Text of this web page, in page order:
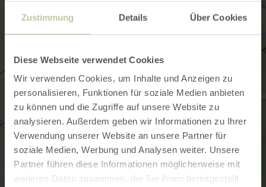
Zustimmung Details Über Cookies
Diese Webseite verwendet Cookies
Wir verwenden Cookies, um Inhalte und Anzeigen zu
personalisieren, Funktionen für soziale Medien anbieten
zu können und die Zugriffe auf unsere Website zu
analysieren. Außerdem geben wir Informationen zu Ihrer
Verwendung unserer Website an unsere Partner für
soziale Medien, Werbung und Analysen weiter. Unsere
Partner führen diese Informationen möglicherweise mit
weiteren Daten zusammen, die Sie ihnen bereitgestellt